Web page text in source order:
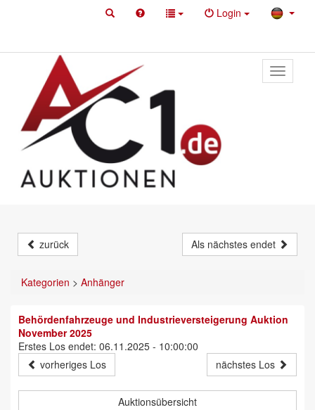
Login
Toggle
primary
zurück Als nächstes endet
Kategorien > Anhänger
Behördenfahrzeuge und Industrieversteigerung Auktion
November 2025
Erstes Los endet: 06.11.2025 - 10:00:00
vorheriges Los
nächstes Los
Auktionsübersicht